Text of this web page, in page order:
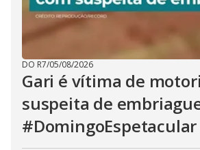
DO R7/05/08/2026
Gari é vítima de
suspeita de